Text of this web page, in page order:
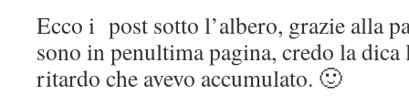
Ecco i post sotto l’albero, grazie alla
sono in penultima pagina, credo la
ritardo che avevo accumulato. 🙂